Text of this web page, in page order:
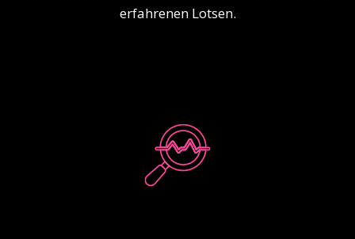
erfahrenen Lotsen.